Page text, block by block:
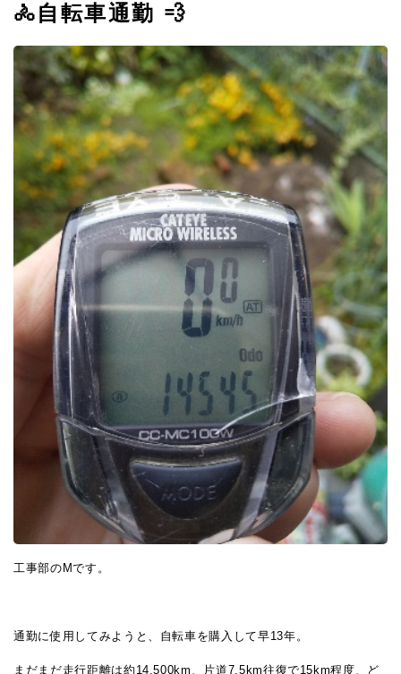
🚴自転車通勤 💨
工事部のMです。
通勤に使用してみようと、自転車を購入して早13年。
まだまだ走行距離は約14,500km、片道7.5km往復で15km程度、ど